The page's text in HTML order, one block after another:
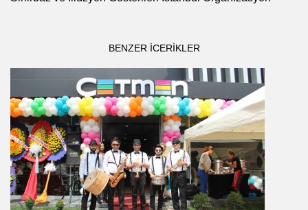
BENZER ICERIKLER